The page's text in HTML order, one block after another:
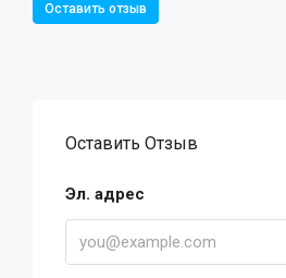
Оставить отзыв
Оставить Отзыв
Эл. адрес